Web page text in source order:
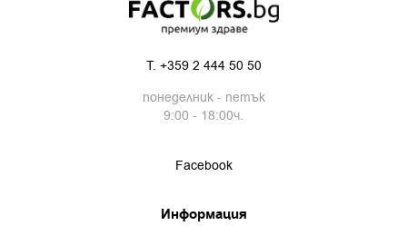
T. +359 2 444 50 50
понеделник - петък
9:00 - 18:00ч.
Facebook
Информация